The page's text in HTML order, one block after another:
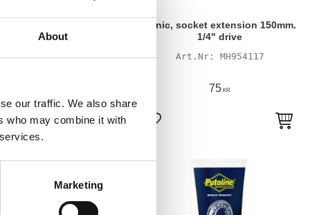
About
our traffic. We also share
who may combine it with
Marketing
GLOVES, B/C
MH934049
till i favoriter
Sonic, socket extension 150mm.
1/4" drive
MH954117
75 KR
Lägg till i favoriter